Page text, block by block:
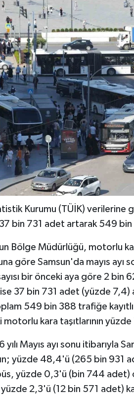
Kurumu (TÜİK) verilerine
37 bin 731 adet artarak 549
Bölge Müdürlüğü, motorlu
göre Samsun'da mayıs
bir önceki aya göre 2 bin
ise 37 bin 731 adet (yüzde
549 bin 388 trafiğe
kara taşıtlarının
yılı Mayıs ayı sonu
yüzde 48,4'ü (265 bin
yüzde 0,3'ü (bin 744 adet)
2,3'ü (12 bin 571 adet)